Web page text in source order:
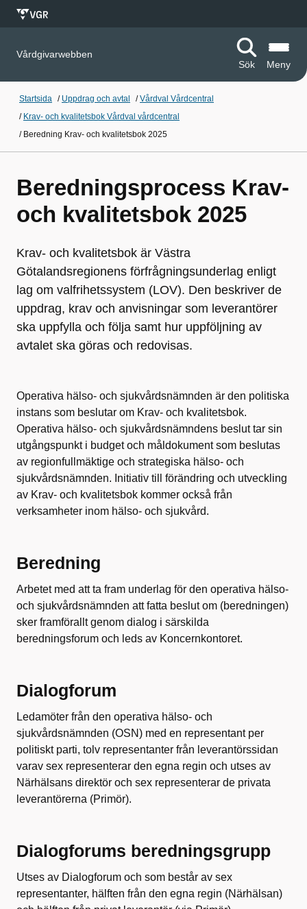
Vårdgivarwebben
Sök
Meny
Startsida / Uppdrag och avtal /Vårdval Vårdcentral
/ Krav- och kvalitetsbok Vårdval vårdcentral
/ Beredning Krav- och kvalitetsbok 2025
Beredningsprocess Krav-
och kvalitetsbok 2025
Krav- och kvalitetsbok är Västra
Götalandsregionens förfrågningsunderlag enligt
lag om valfrihetssystem (LOV). Den beskriver de
uppdrag, krav och anvisningar som leverantörer
ska uppfylla och följa samt hur uppföljning av
avtalet ska göras och redovisas.
Operativa hälso- och sjukvårdsnämnden är den politiska
instans som beslutar om Krav- och kvalitetsbok.
Operativa hälso- och sjukvårdsnämndens beslut tar sin
utgångspunkt i budget och måldokument som beslutas
av regionfullmäktige och strategiska hälso- och
sjukvårdsnämnden. Initiativ till förändring och utveckling
av Krav- och kvalitetsbok kommer också från
verksamheter inom hälso- och sjukvård.
Beredning
Arbetet med att ta fram underlag för den operativa hälso-
och sjukvårdsnämnden att fatta beslut om (beredningen)
sker framförallt genom dialog i särskilda
beredningsforum och leds av Koncernkontoret.
Dialogforum
Ledamöter från den operativa hälso- och
sjukvårdsnämnden (OSN) med en representant per
politiskt parti, tolv representanter från leverantörssidan
varav sex representerar den egna regin och utses av
Närhälsans direktör och sex representerar de privata
leverantörerna (Primör).
Dialogforums beredningsgrupp
Utses av Dialogforum och som består av sex
representanter, hälften från den egna regin (Närhälsan)